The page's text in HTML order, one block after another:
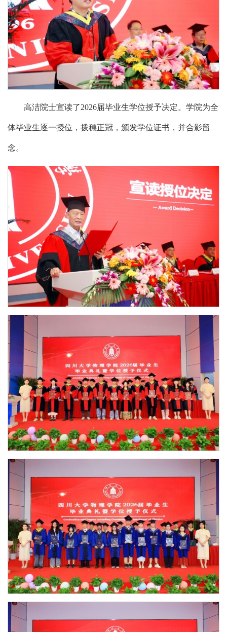
高洁院士宣读了2026届毕业生学位授予决定。学院为全
体毕业生逐一授位，拨穗正冠，颁发学位证书，并合影留
念。